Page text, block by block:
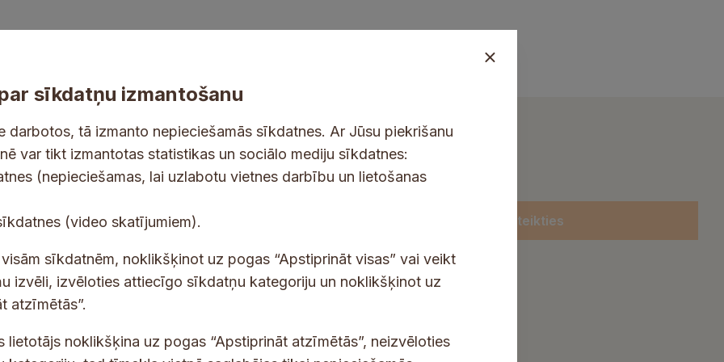
jaunumus savā e-pastā
-
p
a
s
s
Pieteikties
e-pastā.
sīkdatņu izmantošanu
darbotos, tā izmanto nepieciešamās sīkdatnes. Ar Jūsu piekrišanu
var tikt izmantotas statistikas un sociālo mediju sīkdatnes:
(nepieciešamas, lai uzlabotu vietnes darbību un lietošanas
(video skatījumiem).
sīkdatnēm, noklikšķinot uz pogas “Apstiprināt visas” vai veikt
izvēli, izvēloties attiecīgo sīkdatņu kategoriju un noklikšķinot uz
atzīmētās”.
lietotājs noklikšķina uz pogas “Apstiprināt atzīmētās”, neizvēloties